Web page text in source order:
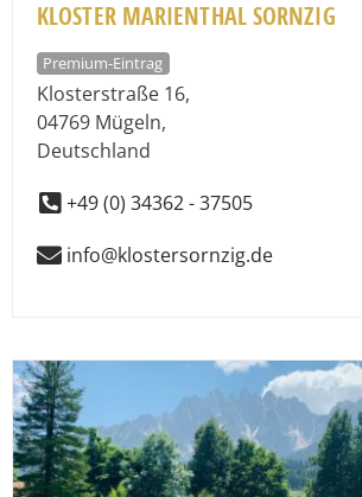
KLOSTER MARIENTHAL SORNZIG
Premium-Eintrag
Klosterstraße 16,
04769 Mügeln,
Deutschland
+49 (0) 34362 - 37505
info@klostersornzig.de